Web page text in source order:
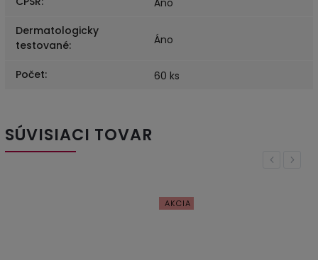
Dermatologicky
testované: Áno
Počet: 60 ks
SÚVISIACI TOVAR
Previous
AKCIA
Next